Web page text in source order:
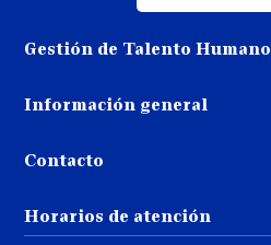
Gestión de Talento Humano
Trabaja con nosotros
Información general
dinero
Libro de reclamaciones
Repositorio UCV
Contacto
llamando al:
( 01 ) 202-4342
Horarios de atención